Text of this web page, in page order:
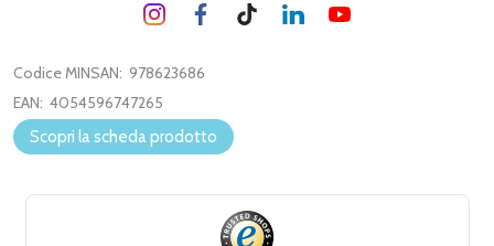
Codice MINSAN: 978623686
EAN: 4054596747265
Scopri la scheda prodotto